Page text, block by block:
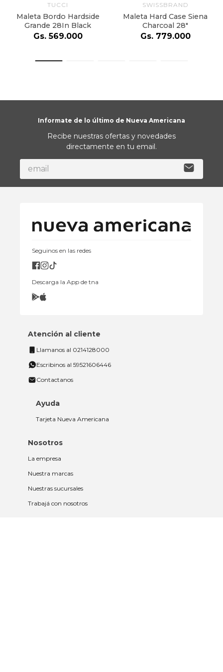
TUCCI
Maleta Bordo Hardside
Grande 28In Black
Gs. 569.000
SWISSBRAND
Maleta Hard Case Siena
Charcoal 28"
Gs. 779.000
Informate de lo último de Nueva Americana
Recibe nuestras ofertas y novedades
directamente en tu email.
Seguinos en las redes
Descarga la App de tna
Atención al cliente
Llamanos al 0214128000
Escribinos al 59521606446
Contactanos
Ayuda
Tarjeta Nueva Americana
Nosotros
La empresa
Nuestra marcas
Nuestras sucursales
Trabajá con nosotros